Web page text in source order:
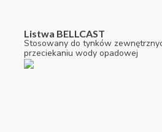
Listwa BELLCAST
Stosowany do tynków
przeciekaniu wody opadowej